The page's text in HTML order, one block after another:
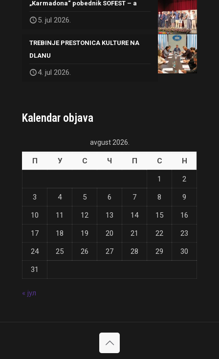
„Karmadona“ pobednik SOFEST – a
5. jul 2026.
TREBINJE PRESTONICA KULTURE NA
DLANU
4. jul 2026.
Kalendar objava
avgust 2026.
П У С Ч П С Н
1 2
3 4 5 6 7 8 9
10 11 12 13 14 15 16
17 18 19 20 21 22 23
24 25 26 27 28 29 30
31
« јул